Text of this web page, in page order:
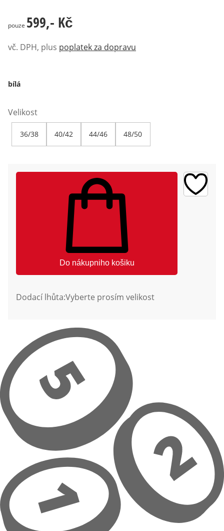
599,- Kč
pouze 599,- Kč
vč. DPH, plus poplatek za dopravu
bílá
Velikost
36/38 40/42 44/46 48/50
Do nákupniho košiku
Dodací lhůta:Vyberte prosím velikost